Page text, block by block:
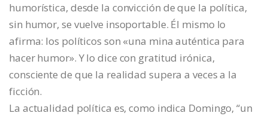
humorística, desde la convicción de que la política,
sin humor, se vuelve insoportable. Él mismo lo
afirma: los políticos son «una mina auténtica para
hacer humor». Y lo dice con gratitud irónica,
consciente de que la realidad supera a veces a la
ficción.
La actualidad política es, como indica Domingo, “un